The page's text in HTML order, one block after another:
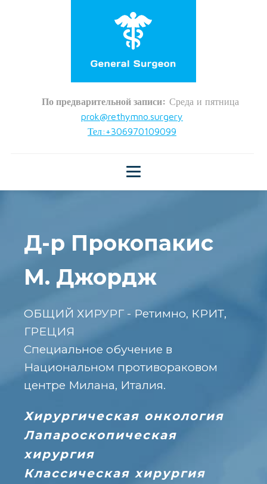
По предварительной записи: Среда и пятница
prok@rethymno.surgery
Тел:+306970109099
Д-р Прокопакис
М. Джордж
ОБЩИЙ ХИРУРГ - Ретимно, КРИТ,
ГРЕЦИЯ
Специальное обучение в
Национальном противораковом
центре Милана, Италия.
Хирургическая онкология
Лапароскопическая
хирургия
Классическая хирургия